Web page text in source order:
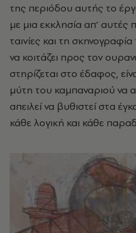
της περιόδου αυτής το
με μια εκκλησία απ’ αυτές
ταινίες και τη
να κοιτάζει προς τον
στηρίζεται στο έδαφος,
μύτη του καμπαναριού να
απειλεί να βυθιστεί στα
κάθε λογική και κάθε